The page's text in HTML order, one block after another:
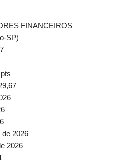
FINANCEIROS
SP)
de 2026
2026